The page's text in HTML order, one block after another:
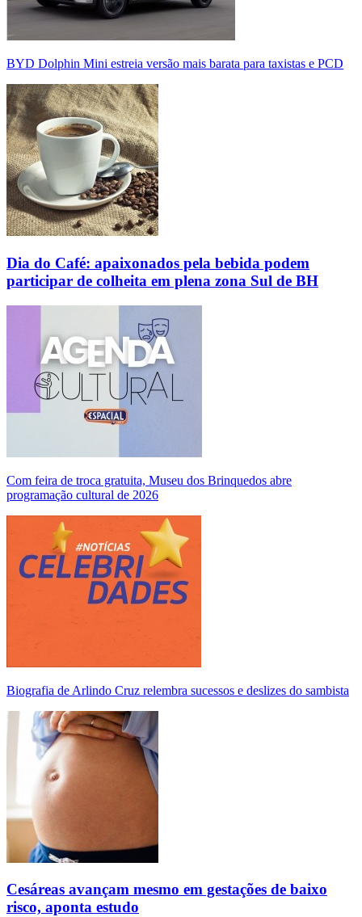
BYD Dolphin Mini estreia versão mais barata para taxistas e PCD
Dia do Café: apaixonados pela bebida podem
participar de colheita em plena zona Sul de BH
Com feira de troca gratuita, Museu dos Brinquedos abre
programação cultural de 2026
Biografia de Arlindo Cruz relembra sucessos e deslizes do sambista
Cesáreas avançam mesmo em gestações de baixo
risco, aponta estudo